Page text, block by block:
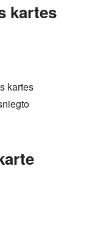
kartes
kartes